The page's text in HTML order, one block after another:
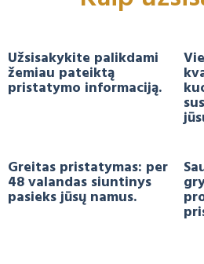
Užsisakykite palikdami
žemiau pateiktą
pristatymo informaciją.
Greitas pristatymas: per
48 valandas siuntinys
pasieks jūsų namus.